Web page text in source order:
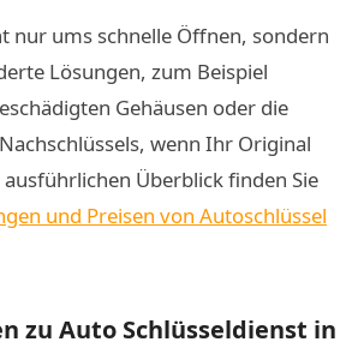
nur ums schnelle Öffnen, sondern
Lösungen, zum Beispiel
Gehäusen oder die
wenn Ihr Original
Überblick finden Sie
und Preisen von Autoschlüssel
zu Auto Schlüsseldienst in